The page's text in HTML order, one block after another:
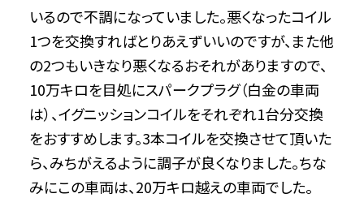
いるので不調になっていました。悪くなったコイル
1つを交換すればとりあえずいいのですが、また他
の2つもいきなり悪くなるおそれがありますので、
10万キロを目処にスパークプラグ（白金の車両
は）、イグニッションコイルをそれぞれ1台分交換
をおすすめします。3本コイルを交換させて頂いた
ら、みちがえるように調子が良くなりました。ちな
みにこの車両は、20万キロ越えの車両でした。